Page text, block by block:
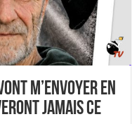
m’envoyer en
jamais ce